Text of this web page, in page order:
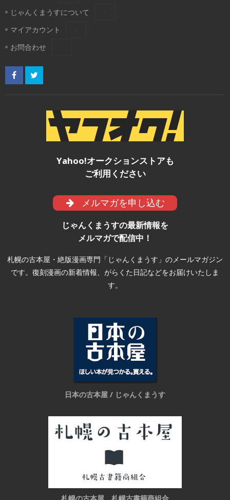
じゃんくまうすについて
マイアカウント
お問合わせ
Yahoo!オークションストアも
ご利用ください
メルマガを申し込む
じゃんくまうすの最新情報を
メルマガで配信中！
札幌の古本屋・絶版漫画専門「じゃんくまうす」のメールマガジン
です。復刻漫画の新着情報、がらくた日記などをお届けいたしま
す。
日本の古本屋 / じゃんくまうす